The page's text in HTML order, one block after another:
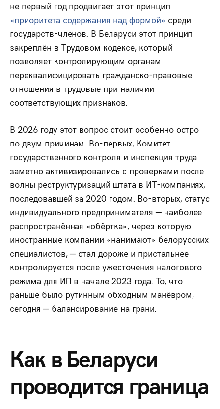
не первый год продвигает этот принцип
«приоритета содержания над формой» среди
государств-членов. В Беларуси этот принцип
закреплён в Трудовом кодексе, который
позволяет контролирующим органам
переквалифицировать гражданско-правовые
отношения в трудовые при наличии
соответствующих признаков.
В 2026 году этот вопрос стоит особенно остро
по двум причинам. Во-первых, Комитет
государственного контроля и инспекция труда
заметно активизировались с проверками после
волны реструктуризаций штата в ИТ-компаниях,
последовавшей за 2020 годом. Во-вторых, статус
индивидуального предпринимателя — наиболее
распространённая «обёртка», через которую
иностранные компании «нанимают» белорусских
специалистов, — стал дороже и пристальнее
контролируется после ужесточения налогового
режима для ИП в начале 2023 года. То, что
раньше было рутинным обходным манёвром,
сегодня — балансирование на грани.
Как в Беларуси
проводится граница